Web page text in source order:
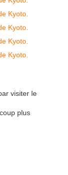
visiter le
plus